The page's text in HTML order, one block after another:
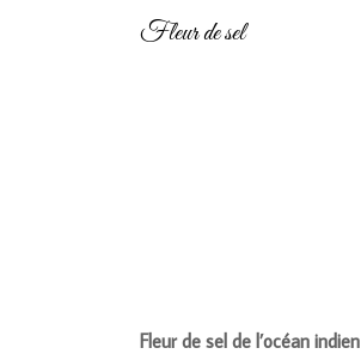
Fleur de sel
Fleur de sel de l’océan indien